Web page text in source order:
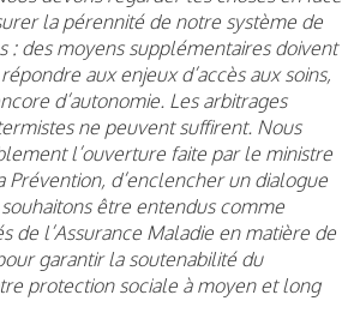
la pérennité de notre système de
: des moyens supplémentaires doivent
aux enjeux d’accès aux soins,
d’autonomie. Les arbitrages
ne peuvent suffirent. Nous
l’ouverture faite par le ministre
Prévention, d’enclencher un dialogue
être entendus comme
de l’Assurance Maladie en matière de
garantir la soutenabilité du
protection sociale à moyen et long